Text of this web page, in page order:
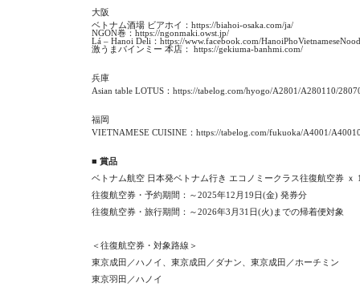
大阪
ベトナム酒場 ビアホイ： https://biahoi-osaka.com/ja/
NGON巻： https://ngonmaki.owst.jp/
Lá – Hanoi Deli： https://www.facebook.com/
激うまバインミー 本店： https://gekiuma-banhmi.com/
兵庫
Asian table LOTUS： https://tabelog.com/hyogo/A2801/A280110/
福岡
VIETNAMESE CUISINE： https://tabelog.com/fukuoka/A4001/
■ 賞品
ベトナム航空 日本発ベトナム行き エコノミークラス往復航空券 ｘ
往復航空券・予約期間：～2025年12月19日(金) 発券分
往復航空券・旅行期間：～2026年3月31日(火)までの帰着便対象
＜往復航空券・対象路線＞
東京成田／ハノイ、東京成田／ダナン、東京成田／ホーチミン
東京羽田／ハノイ